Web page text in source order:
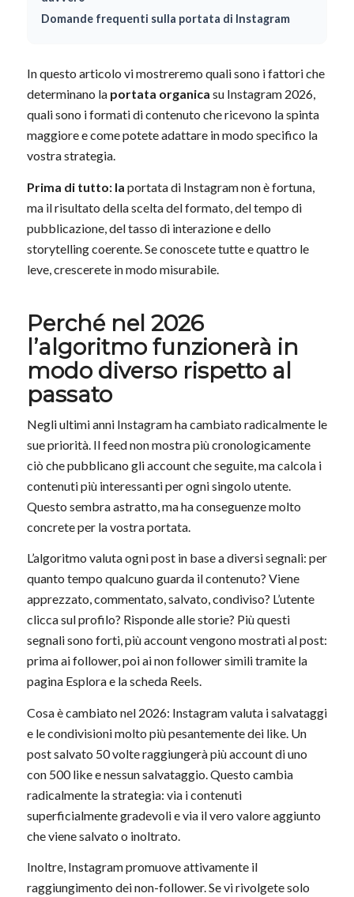
Domande frequenti sulla portata di Instagram
In questo articolo vi mostreremo quali sono i fattori che
determinano la portata organica su Instagram 2026,
quali sono i formati di contenuto che ricevono la spinta
maggiore e come potete adattare in modo specifico la
vostra strategia.
Prima di tutto: la portata di Instagram non è fortuna,
ma il risultato della scelta del formato, del tempo di
pubblicazione, del tasso di interazione e dello
storytelling coerente. Se conoscete tutte e quattro le
leve, crescerete in modo misurabile.
Perché nel 2026
l’algoritmo funzionerà in
modo diverso rispetto al
passato
Negli ultimi anni Instagram ha cambiato radicalmente le
sue priorità. Il feed non mostra più cronologicamente
ciò che pubblicano gli account che seguite, ma calcola i
contenuti più interessanti per ogni singolo utente.
Questo sembra astratto, ma ha conseguenze molto
concrete per la vostra portata.
L’algoritmo valuta ogni post in base a diversi segnali: per
quanto tempo qualcuno guarda il contenuto? Viene
apprezzato, commentato, salvato, condiviso? L’utente
clicca sul profilo? Risponde alle storie? Più questi
segnali sono forti, più account vengono mostrati al post:
prima ai follower, poi ai non follower simili tramite la
pagina Esplora e la scheda Reels.
Cosa è cambiato nel 2026: Instagram valuta i salvataggi
e le condivisioni molto più pesantemente dei like. Un
post salvato 50 volte raggiungerà più account di uno
con 500 like e nessun salvataggio. Questo cambia
radicalmente la strategia: via i contenuti
superficialmente gradevoli e via il vero valore aggiunto
che viene salvato o inoltrato.
Inoltre, Instagram promuove attivamente il
raggiungimento dei non-follower. Se vi rivolgete solo